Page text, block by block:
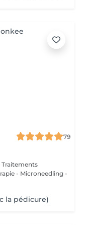
79
Traitements
- Microneedling -
la pédicure)